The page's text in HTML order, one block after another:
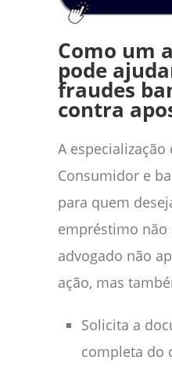
Como um
pode
fraudes
contra
A
Consumidor e
para quem
empréstimo não
advogado não
ação, mas
Solicita a
completa do